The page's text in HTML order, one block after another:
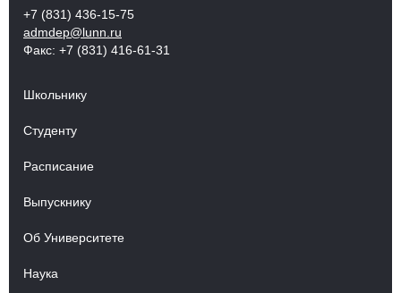
+7 (831) 436-15-75
admdep@lunn.ru
Факс: +7 (831) 416-61-31
Школьнику
Студенту
Расписание
Выпускнику
Об Университете
Наука